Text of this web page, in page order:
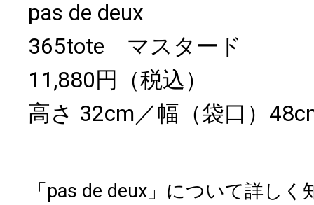
pas de deux
365tote マスタード
11,880円（税込）
高さ 32cm／幅（袋口）
「pas de deux」について詳し